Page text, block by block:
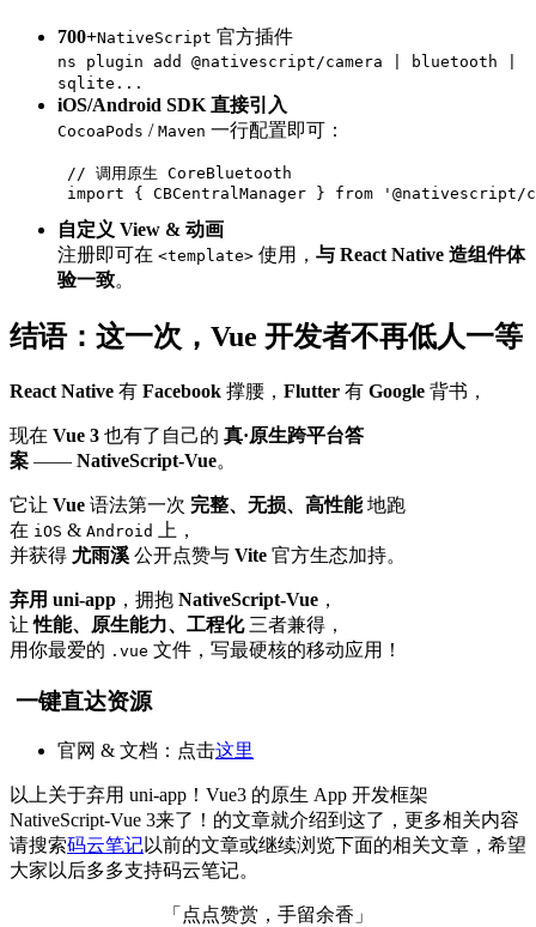
700+NativeScript 官方插件
ns plugin add @nativescript/camera | bluetooth |
sqlite...
iOS/Android SDK 直接引入
CocoaPods / Maven 一行配置即可：
// 调用原生 CoreBluetooth
自定义 View & 动画
注册即可在 <template> 使用， 与 React Native 造组件体
验一致。
结语：这一次，Vue 开发者不再低人一等
React Native 有 Facebook 撑腰， Flutter 有 Google 背书，
现在 Vue 3 也有了自己的 真·原生跨平台答
案 —— NativeScript-Vue。
它让 Vue 语法第一次 完整、无损、高性能地跑
在 iOS & Android
上，
并获得 尤雨溪 公开点赞与 Vite 官方生态加持。
弃用 uni-app ，拥抱 NativeScript-Vue ，
让性能、原生能力、工程化三者兼得，
用你最爱的 .vue 文件，写最硬核的移动应用！
一键直达资源
官网 & 文档：点击这里
以上关于弃用 uni-app！Vue3 的原生 App 开发框架
NativeScript-Vue 3来了！的文章就介绍到这了，更多相关内容
请搜索码云笔记以前的文章或继续浏览下面的相关文章，希望
大家以后多多支持码云笔记。
「点点赞赏，手留余香」